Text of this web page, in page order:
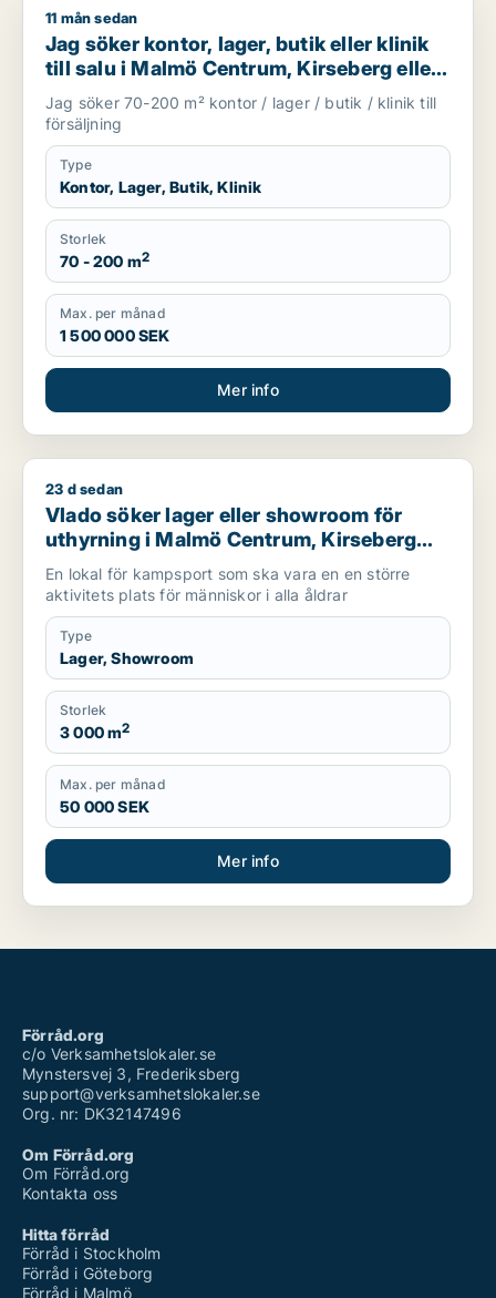
Jag söker kontor, lager, butik eller klinik till salu i Malmö
11 mån sedan
Jag söker kontor, lager, butik eller klinik
till salu i Malmö Centrum, Kirseberg eller
Husie m.fl.
Jag söker 70-200 m² kontor / lager / butik / klinik till
försäljning
Type
Kontor, Lager, Butik, Klinik
Storlek
70 - 200 m2
Max. per månad
1 500 000 SEK
Mer info
Vlado söker lager eller showroom för uthyrning i Malmö
23 d sedan
Vlado söker lager eller showroom för
uthyrning i Malmö Centrum, Kirseberg
eller Husie m.fl.
En lokal för kampsport som ska vara en en större
aktivitets plats för människor i alla åldrar
Type
Lager, Showroom
Storlek
3 000 m2
Max. per månad
50 000 SEK
Mer info
Förråd.org
c/o Verksamhetslokaler.se
Mynstersvej 3, Frederiksberg
support@verksamhetslokaler.se
Org. nr: DK32147496
Om Förråd.org
Om Förråd.org
Kontakta oss
Hitta förråd
Förråd i Stockholm
Förråd i Göteborg
Förråd i Malmö